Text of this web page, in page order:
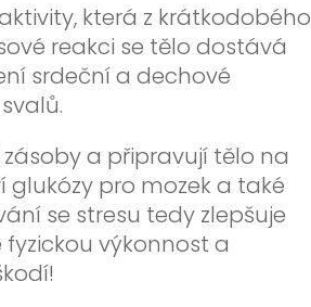
která z krátkodobého
reakci se tělo dostává
srdeční a dechové
a připravují tělo na
glukózy pro mozek a také
se stresu tedy zlepšuje
výkonnost a